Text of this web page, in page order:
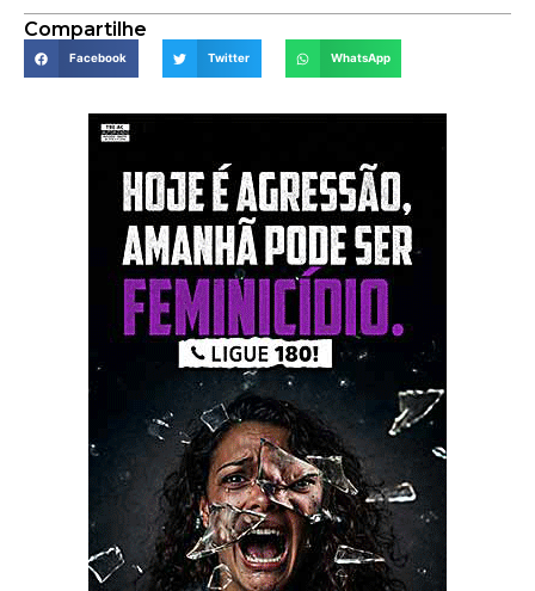
Compartilhe
Facebook Twitter WhatsApp